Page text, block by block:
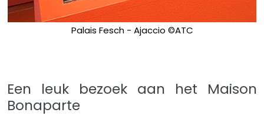
Palais Fesch - Ajaccio ©ATC
Een leuk bezoek aan het Maison
Bonaparte